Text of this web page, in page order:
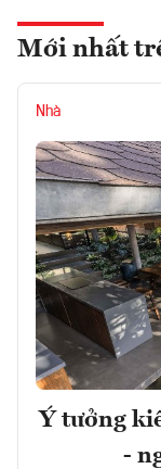
Mới nhất
Nhà
Ý tưởng
-